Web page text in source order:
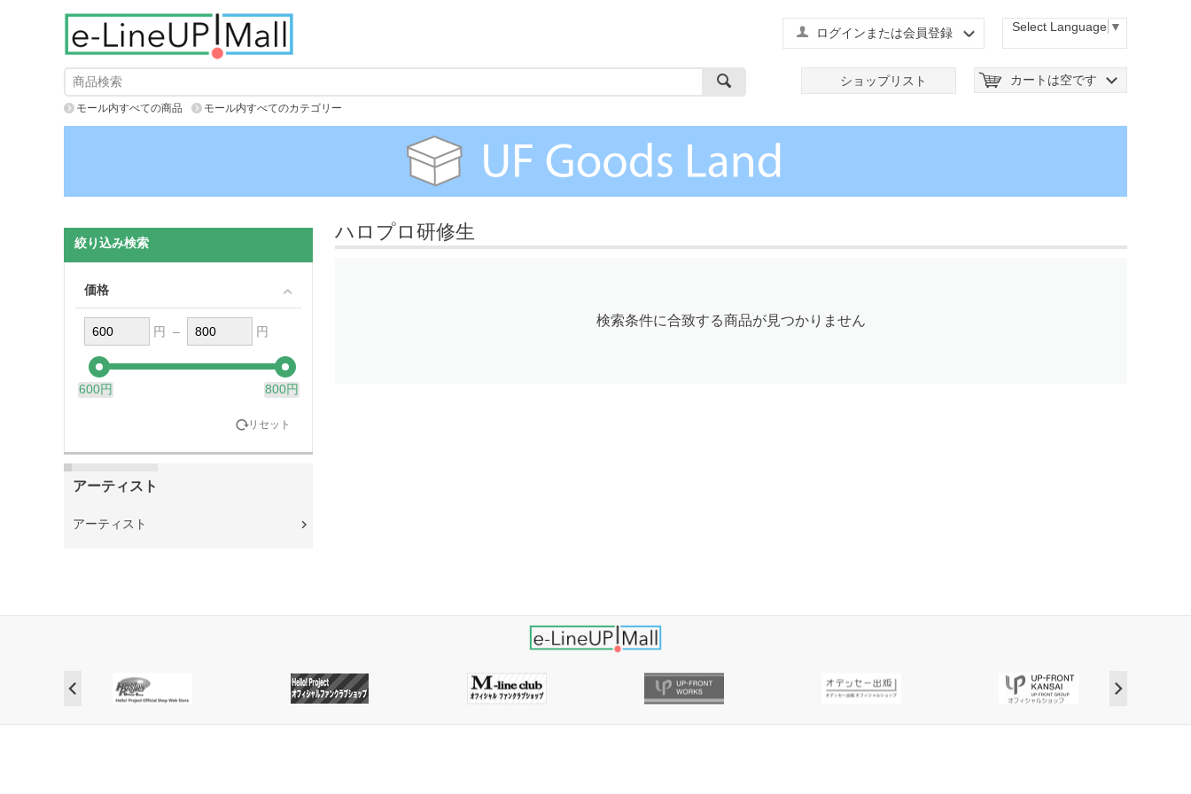
Select Language ▼
ログインまたは会員登録
カートは空です
ショップリスト
モール内すべての商品 モール内すべてのカテゴリー
絞り込み検索
価格
円 – 円
600円 800円
リセット
アーティスト
アーティスト
ハロプロ研修生
検索条件に合致する商品が見つかりません